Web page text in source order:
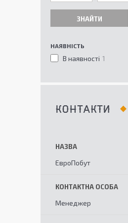
ЗНАЙТИ
НАЯВНІСТЬ
В наявності 1
КОНТАКТИ
ЕвроПобут
Менеджер